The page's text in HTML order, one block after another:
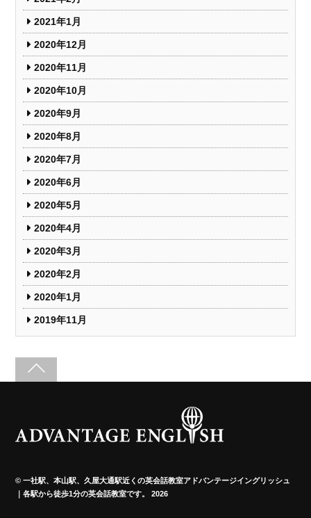
2021年1月
2020年12月
2020年11月
2020年10月
2020年9月
2020年8月
2020年7月
2020年6月
2020年5月
2020年4月
2020年3月
2020年2月
2020年1月
2019年11月
©一社駅、本山駅、久屋大通駅近くの英会話教室アドバンテージイングリッシュ
｜各駅から徒歩1分の英会話教室です。
2026